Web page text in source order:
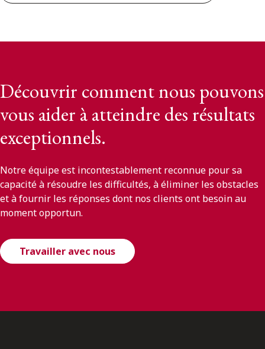
Découvrir comment nous pouvons
vous aider à atteindre des résultats
exceptionnels.
Notre équipe est incontestablement reconnue pour sa
capacité à résoudre les difficultés, à éliminer les obstacles
et à fournir les réponses dont nos clients ont besoin au
moment opportun.
Travailler avec nous